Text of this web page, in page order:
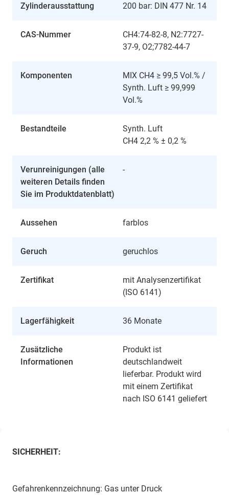
Zylinderausstattung 200 bar: DIN 477 Nr. 14
CAS-Nummer
CH4:74-82-8, N2:7727-
37-9, O2;7782-44-7
Komponenten
MIX CH4 ≥ 99,5 Vol.% /
Synth. Luft ≥ 99,999
Vol.%
Bestandteile
Synth. Luft
CH4 2,2 % ± 0,2 %
Verunreinigungen (alle
weiteren Details finden
Sie im Produktdatenblatt)
-
Aussehen farblos
Geruch geruchlos
Zertifikat
mit Analysenzertifikat
(ISO 6141)
Lagerfähigkeit 36 Monate
Zusätzliche
Informationen
Produkt ist
deutschlandweit
lieferbar. Produkt wird
mit einem Zertifikat
nach ISO 6141 geliefert
SICHERHEIT:
Gefahrenkennzeichnung: Gas unter Druck